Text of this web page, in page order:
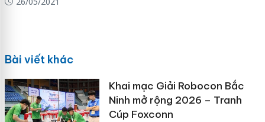
Bài viết khác
Khai mạc Giải Robocon Bắc
Ninh mở rộng 2026 – Tranh
Cúp Foxconn